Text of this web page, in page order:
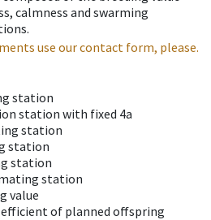
calmness and swarming
use our contact form, please.
station
station with fixed 4a
station
station
station
station
value
of planned offspring